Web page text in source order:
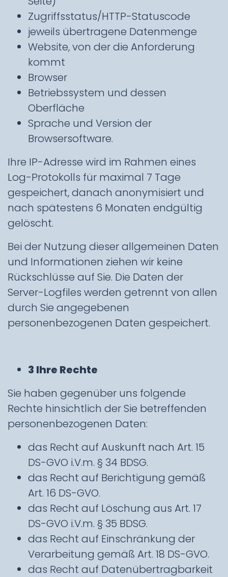
Zugriffsstatus/HTTP-Statuscode
jeweils übertragene Datenmenge
Website, von der die Anforderung
kommt
Browser
Betriebssystem und dessen
Oberfläche
Sprache und Version der
Browsersoftware.
Ihre IP-Adresse wird im Rahmen eines
Log-Protokolls für maximal 7 Tage
gespeichert, danach anonymisiert und
nach spätestens 6 Monaten endgültig
gelöscht.
Bei der Nutzung dieser allgemeinen Daten
und Informationen ziehen wir keine
Rückschlüsse auf Sie. Die Daten der
Server-Logfiles werden getrennt von allen
durch Sie angegebenen
personenbezogenen Daten gespeichert.
3 Ihre Rechte
Sie haben gegenüber uns folgende
Rechte hinsichtlich der Sie betreffenden
personenbezogenen Daten:
das Recht auf Auskunft nach Art. 15
DS-GVO i.V.m. § 34 BDSG.
das Recht auf Berichtigung gemäß
Art. 16 DS-GVO.
das Recht auf Löschung aus Art. 17
DS-GVO i.V.m. § 35 BDSG.
das Recht auf Einschränkung der
Verarbeitung gemäß Art. 18 DS-GVO.
das Recht auf Datenübertragbarkeit